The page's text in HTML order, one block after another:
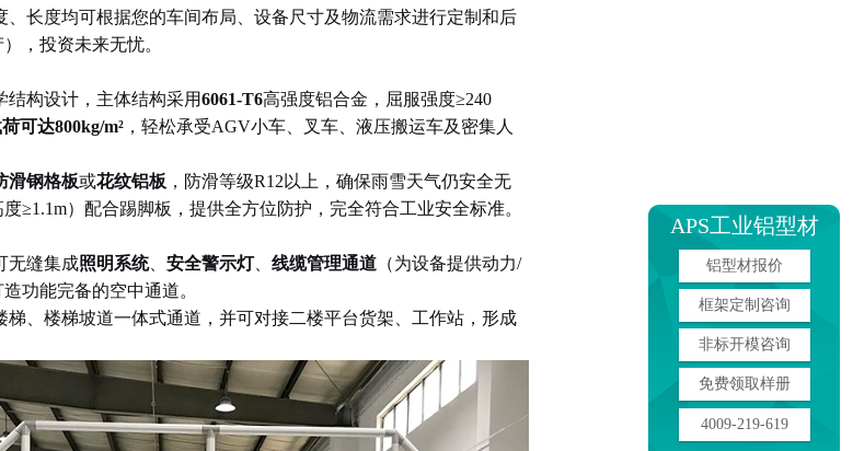
、长度均可根据您的车间布局、设备尺寸及物流需求进行定制和后
，投资未来无忧。
结构设计，主体结构采用6061-T6高强度铝合金，屈服强度≥240
可达800kg/m² ，轻松承受AGV小车、叉车、液压搬运车及密集人
滑钢格板或花纹铝板 ，防滑等级R12 以上，确保雨雪天气仍安全无
度≥1.1m）配合踢脚板，提供全方位防护，完全符合工业安全标准。
无缝集成照明系统、 安全警示灯、 线缆管理通道 （为设备提供动力/
功能完备的空中通道。
梯、楼梯坡道一体式通道，并可对接二楼平台货架、工作站，形成
APS工业铝型材
4009-219-619
铝型材报价
框架定制咨询
非标开模咨询
免费领取样册